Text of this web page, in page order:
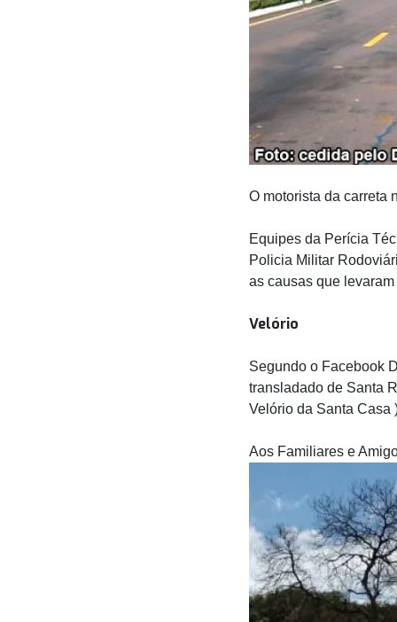
O motorista da carreta
Equipes da Perícia
Policia Militar
as causas que
Velório
Segundo o Facebook
transladado de Santa
Velório da Santa Casa
Aos Familiares e